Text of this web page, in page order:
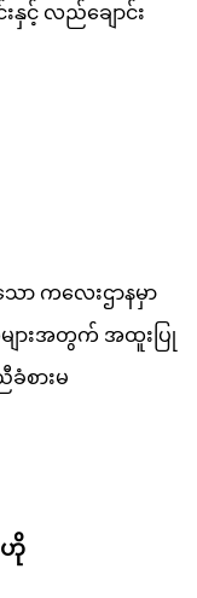
းနှင့် လည်ချောင်း
ရှိသော ကလေးဌာနမှာ
ျားအတွက် အထူးပြု
ခံစားမ
ဟို